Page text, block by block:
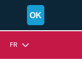
FR
OK